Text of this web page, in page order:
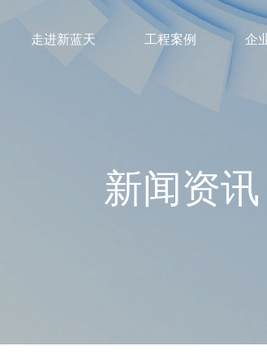
走进新蓝天 工程案例 企
新闻资讯